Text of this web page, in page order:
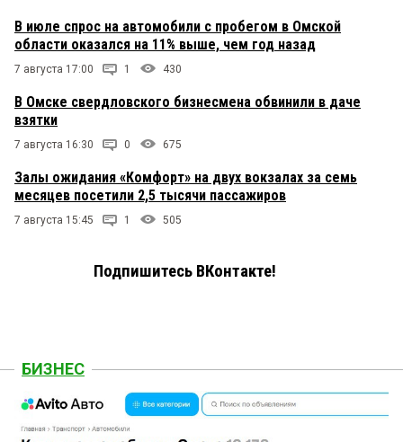
В июле спрос на автомобили с пробегом в Омской
области оказался на 11% выше, чем год назад
7 августа 17:00 1 430
В Омске свердловского бизнесмена обвинили в даче
взятки
7 августа 16:30 0 675
Залы ожидания «Комфорт» на двух вокзалах за семь
месяцев посетили 2,5 тысячи пассажиров
7 августа 15:45 1 505
Подпишитесь ВКонтакте!
БИЗНЕС